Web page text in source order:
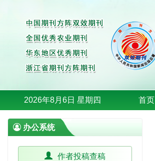
2026年8月6日 星期四 首页
办公系统
作者投稿查稿